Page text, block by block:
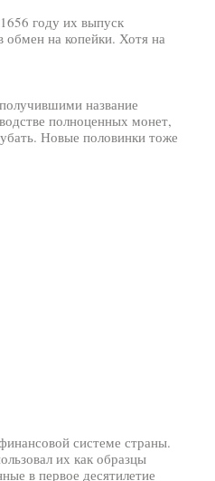
году их выпуск
обмен на копейки. Хотя на
название
полноценных монет,
Новые половинки тоже
системе страны.
их как образцы
в первое десятилетие